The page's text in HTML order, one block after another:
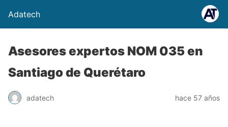
Adatech
Asesores expertos NOM 035 en
Santiago de Querétaro
adatech hace 57 años